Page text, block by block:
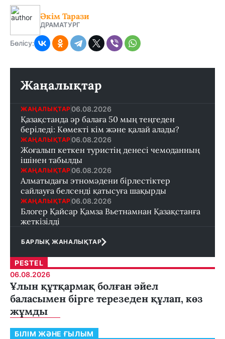
Әкім Тарази
ДРАМАТУРГ
Бөлісу:
Жаңалықтар
ЖАҢАЛЫҚТАР 06.08.2026
Қазақстанда әр балаға 50 мың теңгеден
беріледі: Көмекті кім және қалай алады?
ЖАҢАЛЫҚТАР 06.08.2026
Жоғалып кеткен туристің денесі чемоданның
ішінен табылды
ЖАҢАЛЫҚТАР 06.08.2026
Алматыдағы этномәдени бірлестіктер
сайлауға белсенді қатысуға шақырды
ЖАҢАЛЫҚТАР 06.08.2026
Блогер Қайсар Қамза Вьетнамнан Қазақстанға
жеткізілді
БАРЛЫҚ ЖАНАЛЫҚТАР
PESTEL
06.08.2026
Ұлын құтқармақ болған әйел
баласымен бірге терезеден құлап, көз
жұмды
БІЛІМ ЖӘНЕ ҒЫЛЫМ